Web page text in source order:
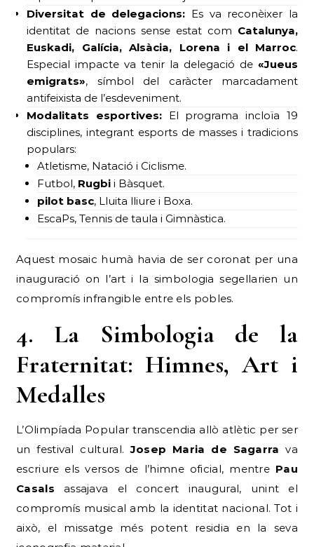
Diversitat de delegacions: Es va reconèixer la
identitat de nacions sense estat com Catalunya,
Euskadi, Galícia, Alsàcia, Lorena i el Marroc.
Especial impacte va tenir la delegació de «Jueus
emigrats», símbol del caràcter marcadament
antifeixista de l’esdeveniment.
Modalitats esportives:El programa incloïa 19
disciplines, integrant esports de masses i tradicions
populars:
Atletisme, Natació i Ciclisme.
Futbol, ​​ Rugbi i Bàsquet.
pilot basc, Lluita lliure i Boxa.
EscaPs, Tennis de taula i Gimnàstica.
Aquest mosaic humà havia de ser coronat per una
inauguració on l’art i la simbologia segellarien un
compromís infrangible entre els pobles.
4. La Simbologia de la
Fraternitat: Himnes, Art i
Medalles
L’Olimpíada Popular transcendia allò atlètic per ser
un festival cultural.Josep Maria de Sagarra va
escriure els versos de l’himne oficial, mentre Pau
Casals assajava el concert inaugural, unint el
compromís musical amb la identitat nacional. Tot i
això, el missatge més potent residia en la seva